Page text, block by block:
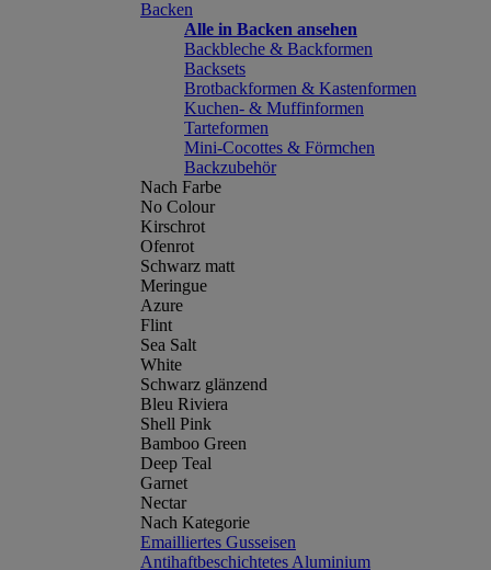
Backen
Alle in Backen ansehen
Backbleche & Backformen
Backsets
Brotbackformen & Kastenformen
Kuchen- & Muffinformen
Tarteformen
Mini-Cocottes & Förmchen
Backzubehör
Nach Farbe
No Colour
Kirschrot
Ofenrot
Schwarz matt
Meringue
Azure
Flint
Sea Salt
White
Schwarz glänzend
Bleu Riviera
Shell Pink
Bamboo Green
Deep Teal
Garnet
Nectar
Nach Kategorie
Emailliertes Gusseisen
Antihaftbeschichtetes Aluminium